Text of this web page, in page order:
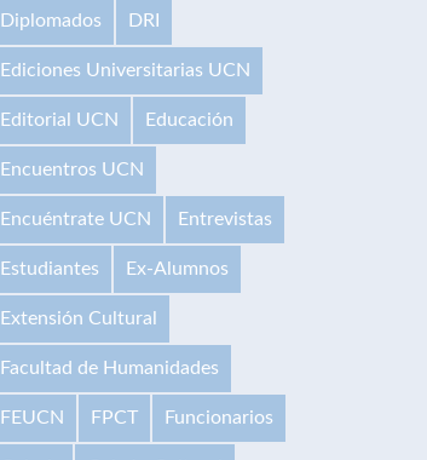
Diplomados DRI
Ediciones Universitarias UCN
Editorial UCN Educación
Encuentros UCN
Encuéntrate UCN Entrevistas
Estudiantes Ex-Alumnos
Extensión Cultural
Facultad de Humanidades
FEUCN FPCT Funcionarios